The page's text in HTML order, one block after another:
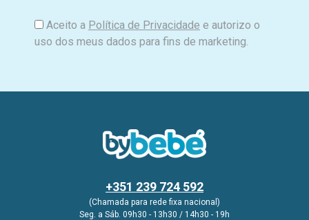
Aceito a Política de Privacidade e autorizo o
uso dos meus dados para fins de marketing.
+351 239 724 592
(Chamada para rede fixa nacional)
Seg. a Sáb. 09h30 - 13h30 / 14h30 - 19h